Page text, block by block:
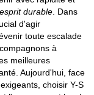
durable . Dans
d'agir
toute escalade
à
meilleures
Aujourd'hui, face
choisir Y-S